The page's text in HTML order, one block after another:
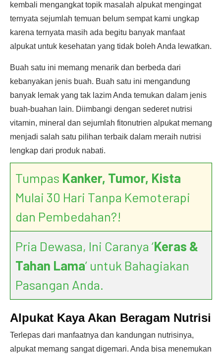
kembali mengangkat topik masalah alpukat mengingat
ternyata sejumlah temuan belum sempat kami ungkap
karena ternyata masih ada begitu banyak manfaat
alpukat untuk kesehatan yang tidak boleh Anda lewatkan.
Buah satu ini memang menarik dan berbeda dari
kebanyakan jenis buah. Buah satu ini mengandung
banyak lemak yang tak lazim Anda temukan dalam jenis
buah-buahan lain. Diimbangi dengan sederet nutrisi
vitamin, mineral dan sejumlah fitonutrien alpukat memang
menjadi salah satu pilihan terbaik dalam meraih nutrisi
lengkap dari produk nabati.
Tumpas Kanker, Tumor, Kista
Mulai 30 Hari Tanpa Kemoterapi
dan Pembedahan?!
Pria Dewasa, Ini Caranya ‘Keras &
Tahan Lama’ untuk Bahagiakan
Pasangan Anda.
Alpukat Kaya Akan Beragam Nutrisi
Terlepas dari manfaatnya dan kandungan nutrisinya,
alpukat memang sangat digemari. Anda bisa menemukan